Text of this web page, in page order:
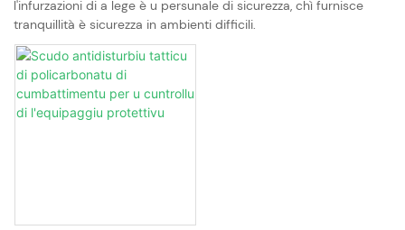
l'infurzazioni di a lege è u persunale di sicurezza, chì furnisce
tranquillità è sicurezza in ambienti difficili.